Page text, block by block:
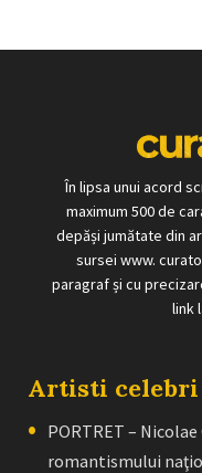
În lipsa unui acord
maximum 500 de
depăși jumătate din
sursei www.
paragraf și cu
link
Artisti celebri
PORTRET –
romantismului